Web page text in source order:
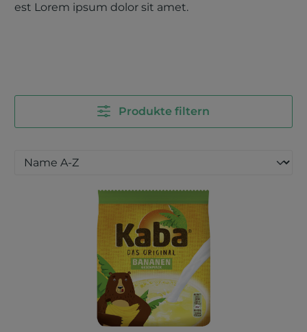
est Lorem ipsum dolor sit amet.
Produkte filtern